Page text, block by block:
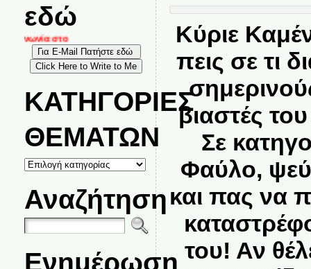
εδώ
στο
ΚΑΤΗΓΟΡΙΕΣ
ΘΕΜΑΤΩΝ
ΚΑΤΗΓΟΡΙΕΣ
ΘΕΜΑΤΩΝ
Αναζήτηση
Ενημέρωση
Κύριε
πεις σε τι
βιαστές
Σε
Φαύλο,
και πας να
του! Αν